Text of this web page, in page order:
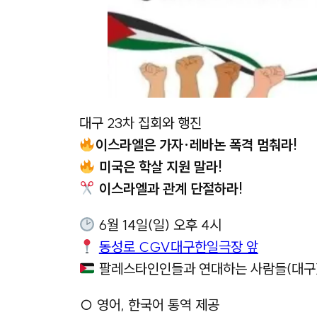
대구 23차 집회와 행진
이스라엘은 가자·레바논 폭격 멈춰라!
미국은 학살 지원 말라!
이스라엘과 관계 단절하라!
6월 14일(일) 오후 4시
동성로 CGV대구한일극장 앞
팔레스타인인들과 연대하는 사람들(대
○ 영어, 한국어 통역 제공